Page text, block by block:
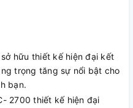
sở hữu thiết kế hiện đại kết
trọng tăng sự nổi bật cho
bạn.